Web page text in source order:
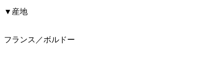
▼産地
フランス／ボルドー